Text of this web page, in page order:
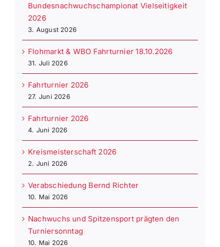
Bundesnachwuchschampionat Vielseitigkeit
2026
3. August 2026
Flohmarkt & WBO Fahrturnier 18.10.2026
31. Juli 2026
Fahrturnier 2026
27. Juni 2026
Fahrturnier 2026
4. Juni 2026
Kreismeisterschaft 2026
2. Juni 2026
Verabschiedung Bernd Richter
10. Mai 2026
Nachwuchs und Spitzensport prägten den
Turniersonntag
10. Mai 2026